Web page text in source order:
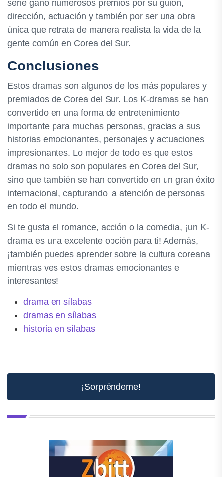
serie ganó numerosos premios por su guión,
dirección, actuación y también por ser una obra
única que retrata de manera realista la vida de la
gente común en Corea del Sur.
Conclusiones
Estos dramas son algunos de los más populares y
premiados de Corea del Sur. Los K-dramas se han
convertido en una forma de entretenimiento
importante para muchas personas, gracias a sus
historias emocionantes, personajes y actuaciones
impresionantes. Lo mejor de todo es que estos
dramas no solo son populares en Corea del Sur,
sino que también se han convertido en un gran éxito
internacional, capturando la atención de personas
en todo el mundo.
Si te gusta el romance, acción o la comedia, ¡un K-
drama es una excelente opción para ti! Además,
¡también puedes aprender sobre la cultura coreana
mientras ves estos dramas emocionantes e
interesantes!
drama en sílabas
dramas en sílabas
historia en sílabas
¡Sorpréndeme!